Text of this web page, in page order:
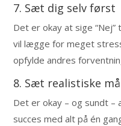
7. Sæt dig selv først
Det er okay at sige
vil lægge for meget
opfylde andres
8. Sæt realistiske
Det er okay – og sundt –
succes med alt på én